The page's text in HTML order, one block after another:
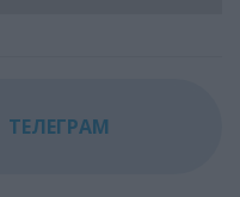
ТЕЛЕГРАМ